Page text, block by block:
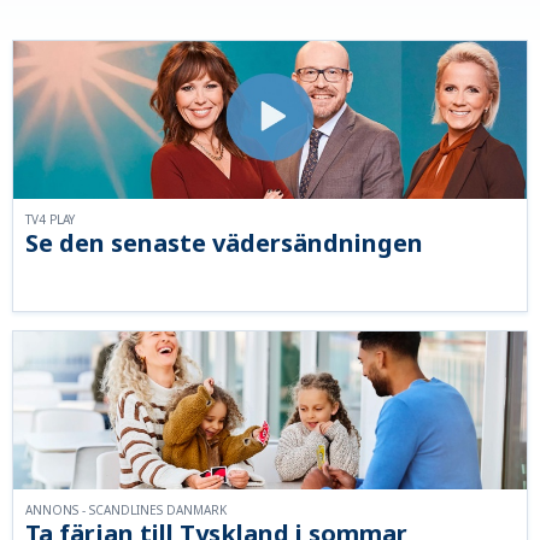
Se den senaste vädersändningen
TV4 PLAY
ANNONS - SCANDLINES DANMARK